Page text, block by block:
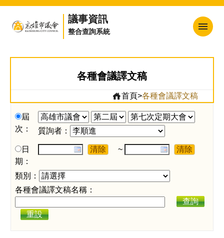
議事資訊
整合查詢系統
網站地圖
高雄市議會
訂閱電子報
熱門連結
日程表
會議紀錄
提案資料
各種會議譯文稿
首頁>各種會議譯文稿
屆
次：
質詢者：
日
期：
~
類別：
各種會議譯文稿名稱：
查詢
重設